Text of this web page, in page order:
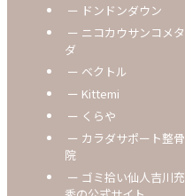
ー ドンドンダウン
ー ニコカウサンコメタ
ダ
ー ベクトル
ー Kittemi
ー くらや
ー カラダサポート整骨
院
ー ゴミ拾い仙人吉川充